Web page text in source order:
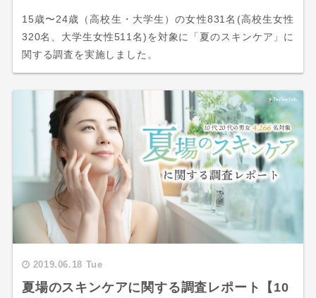
15歳〜24歳（高校生・大学生）の女性831名(高校生女性
320名、大学生女性511名)を対象に「夏のスキンケア」に
関する調査を実施しました。
2019.06.18 Tue
夏場のスキンケアに関する調査レポート【10